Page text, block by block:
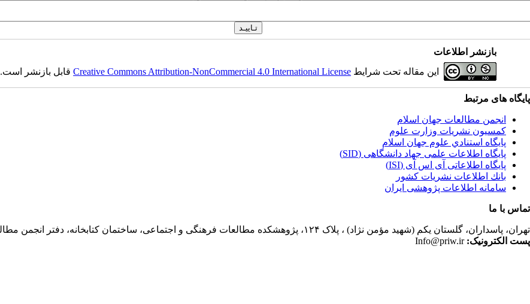
بازنشر اطلاعات
این مقاله تحت شرایط Creative Commons Attribution-NonCommercial 4.0 International Licenseقابل بازنشر است.
پایگاه های مرتبط
انجمن مطالعات جهان اسلام
کمسیون نشریات وزارت علوم
پايگاه استنادي علوم جهان اسلام
پایگاه اطلاعات علمی جهاد دانشگاهی (SID)
پایگاه اطلاعاتی آی اس آی (ISI)
بانك اطلاعات نشريات كشور
سامانه اطلاعات پژوهشی ایران
تماس با ما
تهران، پاسداران، گلستان یکم (شهید مؤمن نژاد) ، پلاک ۱۲۴، پژوهشکده مطالعات فرهنگی و اجتماعی، ساختمان کتابخانه، دفتر انجمن مطالعات جهان اسلام، فصلنامه پژوهشهای سیاسی جهان اسلام
پست الکترونیک:Info@priw.ir